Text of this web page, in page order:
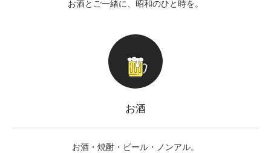
お酒とご一緒に、昭和のひと時を。
お酒
お酒・焼酎・ビール・ノンアル。